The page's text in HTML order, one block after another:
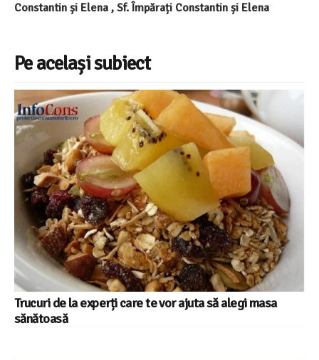
Constantin și Elena , Sf. Împărați Constantin și Elena
Pe același subiect
Trucuri de la experți care te vor ajuta să alegi masa
sănătoasă